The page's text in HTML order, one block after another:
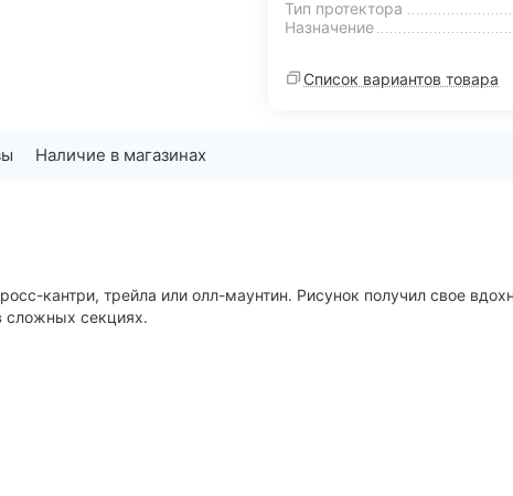
Тип протектора
Назначение
Список вариантов товара
Наличие в магазинах
кантри, трейла или олл-маунтин. Рисунок получил свое
сложных секциях.